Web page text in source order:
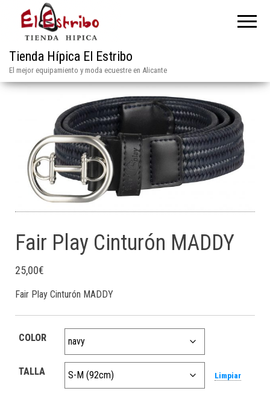
Tienda Hípica El Estribo
El mejor equipamiento y moda ecuestre en Alicante
Fair Play Cinturón MADDY
25,00€
Fair Play Cinturón MADDY
COLOR
TALLA Limpiar